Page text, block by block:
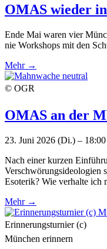
OMAS wieder
Ende Mai waren vier
nie Workshops mit den
Mehr →
© OGR
OMAS an der
23. Juni 2026 (Di.) –
Nach einer kurzen
Verschwörungsideologien
Esoterik? Wie verhalte
Mehr →
Erinnerungsturnier (c)
München erinnern